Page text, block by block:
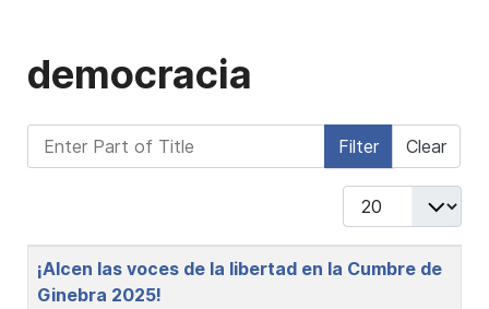
democracia
Enter Part of Title Filter Clear
Display #
Title
¡Alcen las voces de la libertad en la Cumbre de
Ginebra 2025!